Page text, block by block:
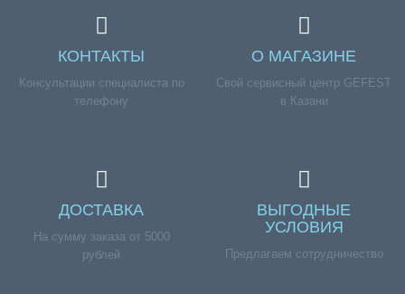
КОНТАКТЫ
Консультации специалиста по
телефону
О МАГАЗИНЕ
Свой сервисный центр GEFEST
в Казани
ДОСТАВКА
На сумму заказа от 5000
рублей
ВЫГОДНЫЕ
УСЛОВИЯ
Предлагаем сотрудничество